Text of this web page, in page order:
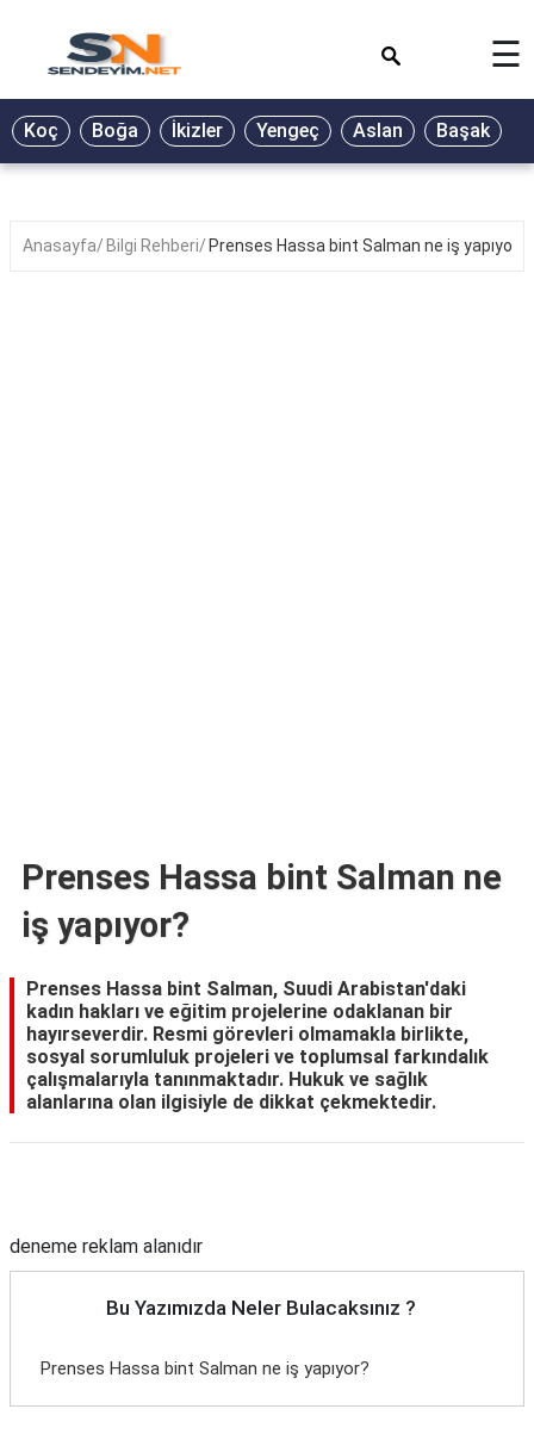
BİYOGRAFİ
GALERİ
☰
Koç Boğa İkizler Yengeç Aslan Başak
Anasayfa Bilgi Rehberi Prenses Hassa bint Salman ne iş yapıyor?
Prenses Hassa bint Salman ne
iş yapıyor?
Prenses Hassa bint Salman, Suudi Arabistan'daki
kadın hakları ve eğitim projelerine odaklanan bir
hayırseverdir. Resmi görevleri olmamakla birlikte,
sosyal sorumluluk projeleri ve toplumsal farkındalık
çalışmalarıyla tanınmaktadır. Hukuk ve sağlık
alanlarına olan ilgisiyle de dikkat çekmektedir.
deneme reklam alanıdır
Bu Yazımızda Neler Bulacaksınız ?
Prenses Hassa bint Salman ne iş yapıyor?